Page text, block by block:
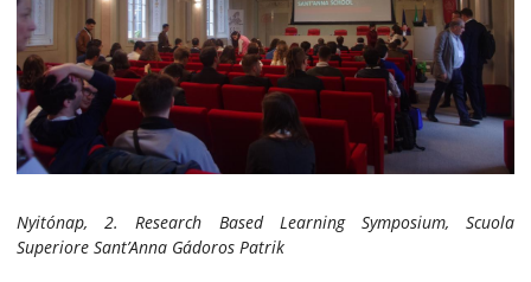
Nyitónap, 2. Research Based Learning Symposium, Scuola
Superiore Sant’Anna Gádoros Patrik